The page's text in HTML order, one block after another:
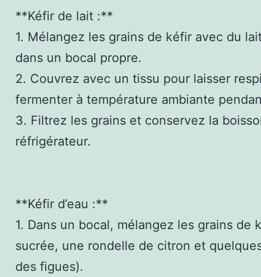
**Kéfir de lait :**
1. Mélangez les grains de kéfir avec du
dans un bocal propre.
2. Couvrez avec un tissu pour laisser
fermenter à température ambiante
3. Filtrez les grains et conservez la
réfrigérateur.
**Kéfir d’eau :**
1. Dans un bocal, mélangez les grains de
sucrée, une rondelle de citron et
des figues).